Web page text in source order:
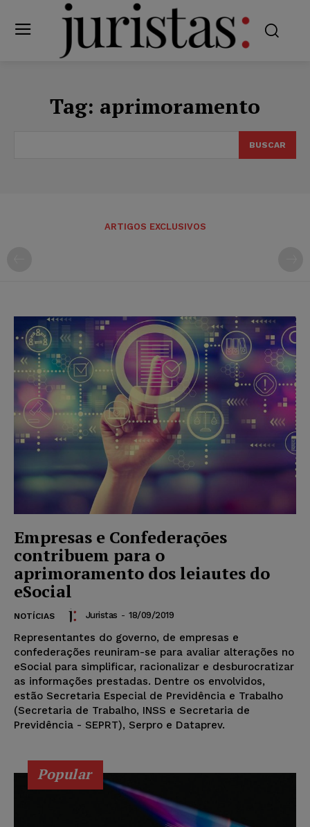
Tag: aprimoramento
BUSCAR
ARTIGOS EXCLUSIVOS
Empresas e Confederações
contribuem para o
aprimoramento dos leiautes do
eSocial
NOTÍCIAS Juristas - 18/09/2019
Representantes do governo, de empresas e
confederações reuniram-se para avaliar alterações no
eSocial para simplificar, racionalizar e desburocratizar
as informações prestadas. Dentre os envolvidos,
estão Secretaria Especial de Previdência e Trabalho
(Secretaria de Trabalho, INSS e Secretaria de
Previdência - SEPRT), Serpro e Dataprev.
Popular